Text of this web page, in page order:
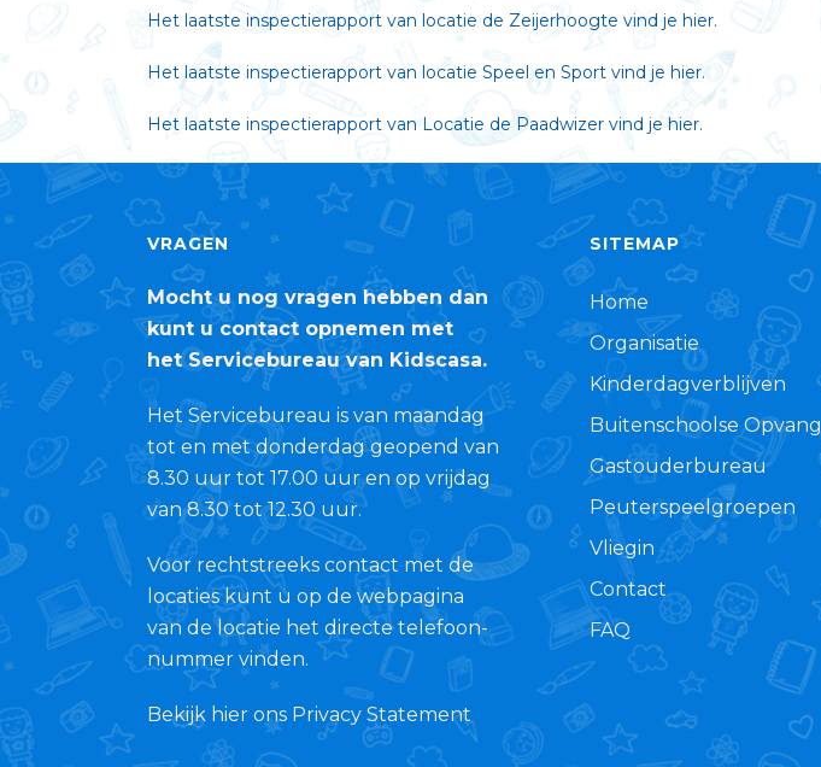
Het laatste inspectierapport van locatie de Zeijerhoogte vind je hier.
Het laatste inspectierapport van locatie Speel en Sport vind je hier.
Het laatste inspectierapport van Locatie de Paadwizer vind jehier.
VRAGEN
Mocht u nog vragen hebben dan
kunt u contact opnemen met
het Servicebureau van Kidscasa.
Het Servicebureau is van maandag
tot en met donderdag geopend van
8.30 uur tot 17.00 uur en op vrijdag
van 8.30 tot 12.30 uur.
Voor rechtstreeks contact met de
locaties kunt u op de webpagina
van de locatie het directe telefoon-
nummer vinden.
Bekijk hier ons Privacy Statement
SITEMAP
Home
Organisatie
Kinderdagverblijven
Buitenschoolse Opvang
Gastouderbureau
Peuterspeelgroepen
Vliegin
Contact
FAQ